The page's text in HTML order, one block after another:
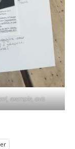
exemple, avis